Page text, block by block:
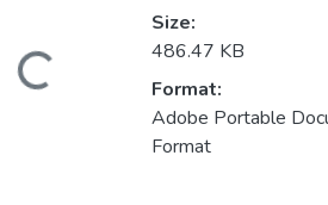
Size:
486.47 KB
Format:
Adobe Portable
Format